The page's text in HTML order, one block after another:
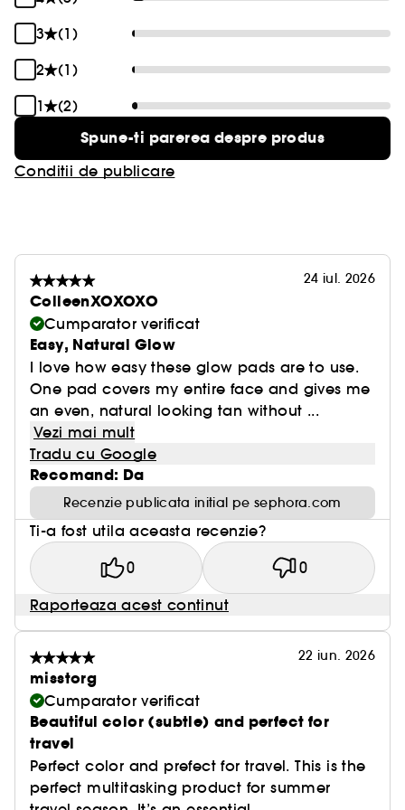
3
(1)
2
(1)
1
(2)
Spune-ti parerea despre produs
Conditii de publicare
24 iul. 2026
ColleenXOXOXO
Cumparator verificat
Easy, Natural Glow
I love how easy these glow pads are to use.
One pad covers my entire face and gives me
an even, natural looking tan without ...
Vezi mai mult
Tradu cu Google
Recomand: Da
Recenzie publicata initial pe sephora.com
Ti-a fost utila aceasta recenzie?
0 0
Raporteaza acest continut
22 iun. 2026
misstorg
Cumparator verificat
Beautiful color (subtle) and perfect for
travel
Perfect color and prefect for travel. This is the
perfect multitasking product for summer